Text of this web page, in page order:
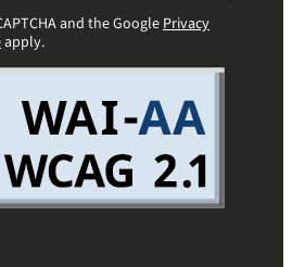
and the GooglePrivacy
apply.